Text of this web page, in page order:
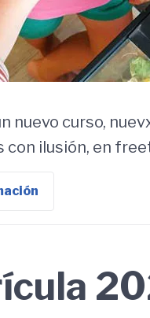
nuevo curso,
con ilusión, en